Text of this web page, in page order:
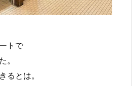
トで
。
るとは。